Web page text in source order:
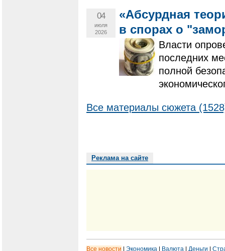
04
июля
2026
«Абсурдная
в спорах о
Власти
последних
полной
Все материалы сюжета
Реклама на сайте
Все новости | Экономика | Валюта | Деньги |